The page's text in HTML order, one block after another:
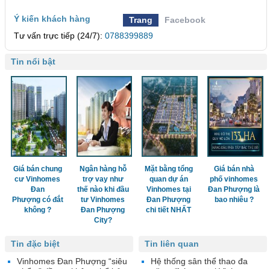
Ý kiến khách hàng Trang
Facebook
Tư vấn trực tiếp (24/7): 0788399889
Tin nổi bật
Giá bán chung
cư Vinhomes
Đan
Phượng có đắt
không ?
Ngân hàng hỗ
trợ vay như
thế nào khi đầu
tư Vinhomes
Đan Phượng
City?
Mặt bằng tổng
quan dự án
Vinhomes tại
Đan Phượng
chi tiết NHẤT
Giá bán nhà
phố vinhomes
Đan Phượng là
bao nhiêu ?
Tin liên quan
Hệ thống sân thể thao đa
Tin đặc biệt
Vinhomes Đan Phượng “siêu